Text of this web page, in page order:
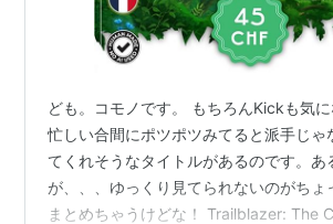
ども。コモノです。 もちろんKickも気に
忙しい合間にポツポツみてると派手じゃ
てくれそうなタイトルがあるのです。あ
が、、、ゆっくり見てられないのがちょ
まとめちゃうけどな！ Trailblazer: The